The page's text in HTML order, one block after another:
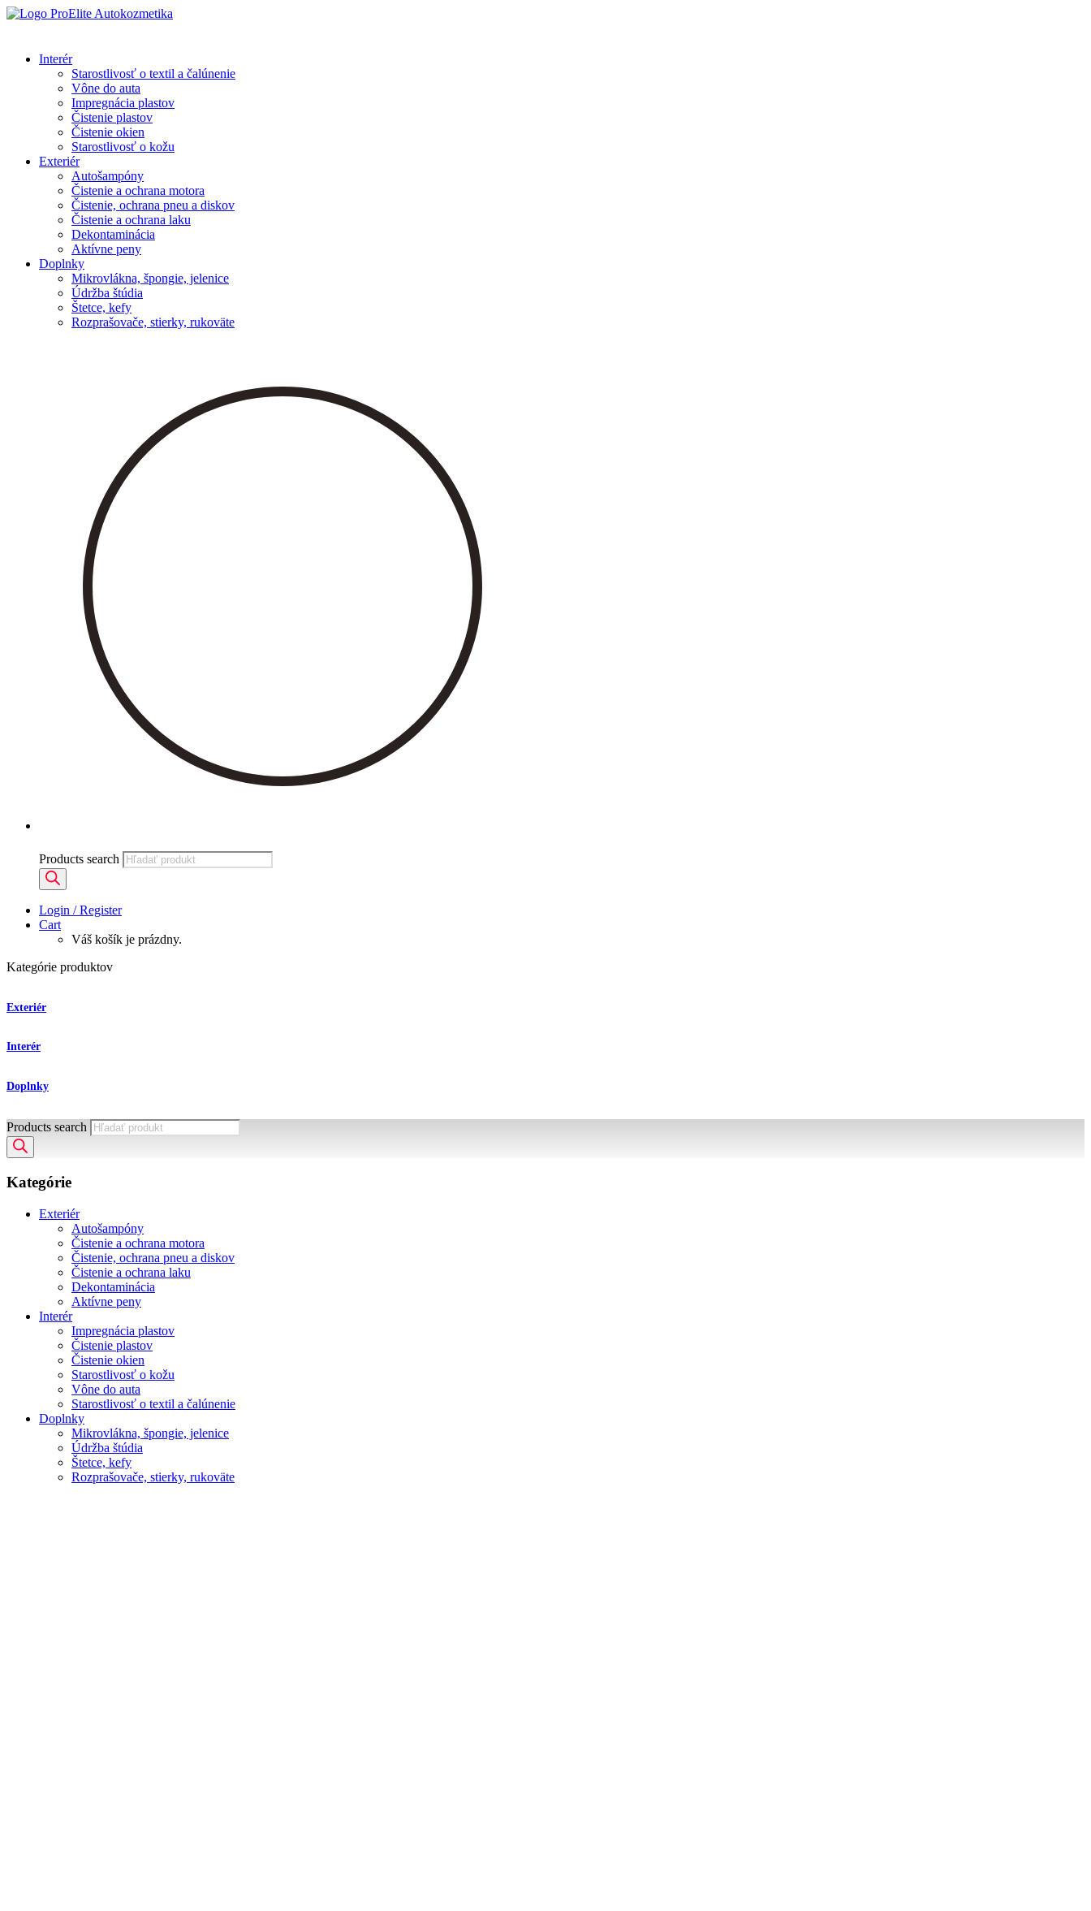
Interér
Starostlivosť o textil a čalúnenie
Vône do auta
Impregnácia plastov
Čistenie plastov
Čistenie okien
Starostlivosť o kožu
Exteriér
Autošampóny
Čistenie a ochrana motora
Čistenie, ochrana pneu a diskov
Čistenie a ochrana laku
Dekontaminácia
Aktívne peny
Doplnky
Mikrovlákna, špongie, jelenice
Údržba štúdia
Štetce, kefy
Rozprašovače, stierky, rukoväte
Products search
Login / Register
Cart
Váš košík je prázdny.
Kategórie produktov
Exteriér
Interér
Doplnky
Products search
Kategórie
Exteriér
Autošampóny
Čistenie a ochrana motora
Čistenie, ochrana pneu a diskov
Čistenie a ochrana laku
Dekontaminácia
Aktívne peny
Interér
Impregnácia plastov
Čistenie plastov
Čistenie okien
Starostlivosť o kožu
Vône do auta
Starostlivosť o textil a čalúnenie
Doplnky
Mikrovlákna, špongie, jelenice
Údržba štúdia
Štetce, kefy
Rozprašovače, stierky, rukoväte